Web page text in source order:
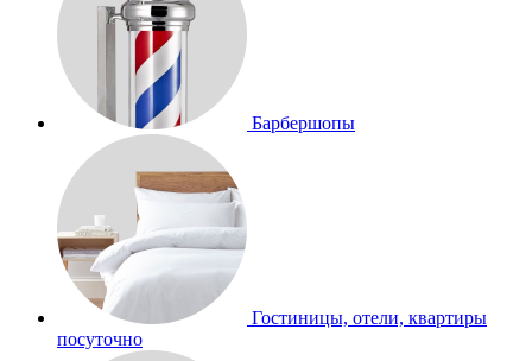
Барбершопы
Гостиницы, отели, квартиры
посуточно